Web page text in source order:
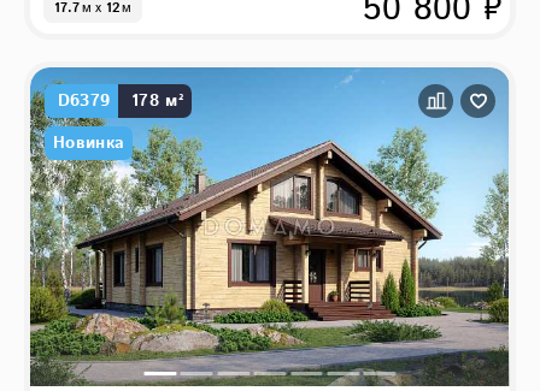
17.7м x 12м
D6379
178 м²
Новинка